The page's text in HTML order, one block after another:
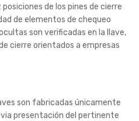
posiciones de los pines de cierre
de elementos de chequeo
son verificadas en la llave,
cierre orientados a empresas
son fabricadas únicamente
presentación del pertinente